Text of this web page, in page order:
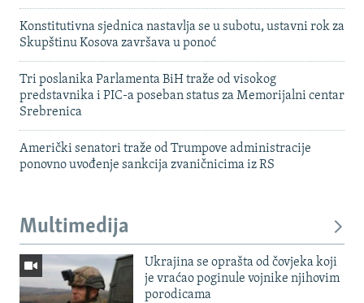
Konstitutivna sjednica nastavlja se u subotu, ustavni rok za
Skupštinu Kosova završava u ponoć
Tri poslanika Parlamenta BiH traže od visokog
predstavnika i PIC-a poseban status za Memorijalni centar
Srebrenica
Američki senatori traže od Trumpove administracije
ponovno uvođenje sankcija zvaničnicima iz RS
Multimedija
Ukrajina se oprašta od čovjeka koji
je vraćao poginule vojnike njihovim
porodicama